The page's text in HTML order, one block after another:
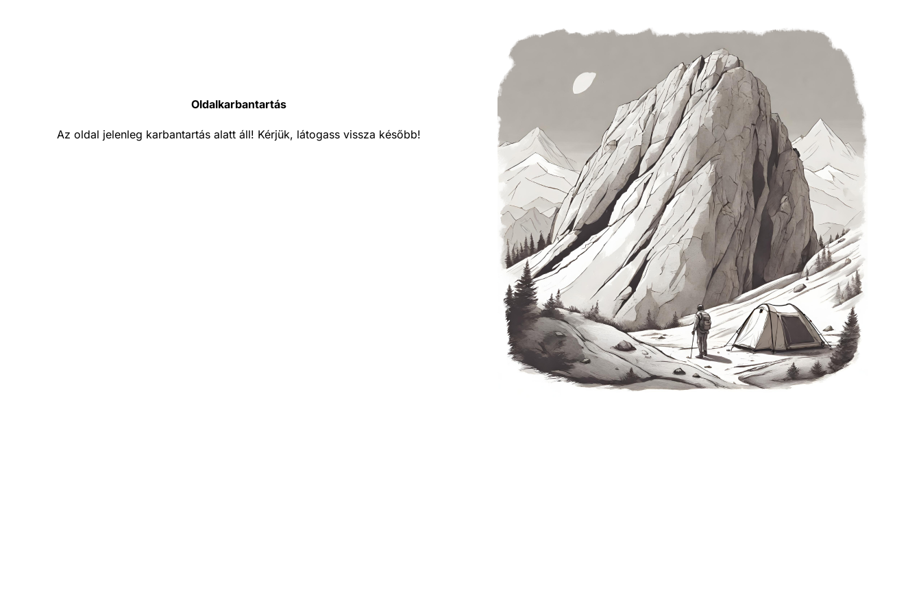
Oldalkarbantartás
Az oldal jelenleg karbantartás alatt áll! Kérjük, látogass vissza később!